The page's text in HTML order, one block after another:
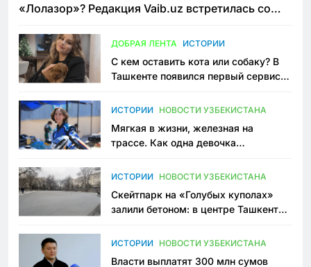
«Лолазор»? Редакция Vaib.uz встретилась со
ДОБРАЯ ЛЕНТА ИСТОРИИ
С кем оставить кота или собаку? В
Ташкенте появился первый сервис
ИСТОРИИ НОВОСТИ УЗБЕКИСТАНА
Мягкая в жизни, железная на
трассе. Как одна девочка
Узбекистане
ИСТОРИИ НОВОСТИ УЗБЕКИСТАНА
Скейтпарк на «Голубых куполах»
залили бетоном: в центре Ташкента
пространство
ИСТОРИИ НОВОСТИ УЗБЕКИСТАНА
Власти выплатят 300 млн сумов